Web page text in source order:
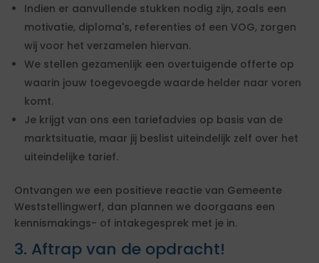
Indien er aanvullende stukken nodig zijn, zoals een
motivatie, diploma's, referenties of een VOG, zorgen
wij voor het verzamelen hiervan.
We stellen gezamenlijk een overtuigende offerte op
waarin jouw toegevoegde waarde helder naar voren
komt.
Je krijgt van ons een tariefadvies op basis van de
marktsituatie, maar jij beslist uiteindelijk zelf over het
uiteindelijke tarief.
Ontvangen we een positieve reactie van Gemeente
Weststellingwerf, dan plannen we doorgaans een
kennismakings- of intakegesprek met je in.
3. Aftrap van de opdracht!